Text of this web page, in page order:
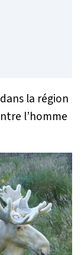
la région
l’homme